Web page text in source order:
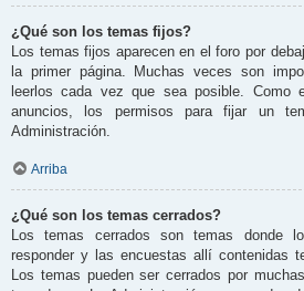
¿Qué son los temas fijos?
Los temas fijos aparecen en el foro por
la primer página. Muchas veces son
leerlos cada vez que sea posible. Como
anuncios, los permisos para fijar un
Administración.
Arriba
¿Qué son los temas cerrados?
Los temas cerrados son temas donde
responder y las encuestas allí contenidas
Los temas pueden ser cerrados por